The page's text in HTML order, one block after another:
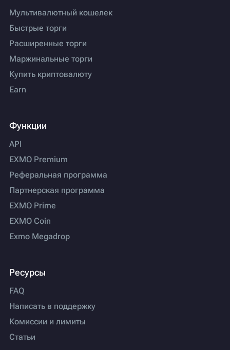
Мультивалютный кошелек
Быстрые торги
Расширенные торги
Маржинальные торги
Купить криптовалюту
Earn
Функции
API
EXMO Premium
Реферальная программа
Партнерская программа
EXMO Prime
EXMO Coin
Exmo Megadrop
Ресурсы
FAQ
Написать в поддержку
Комиссии и лимиты
Статьи